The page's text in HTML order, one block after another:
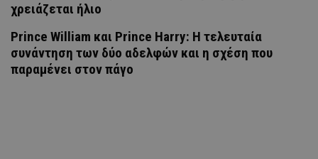
χρειάζεται ήλιο
Prince William και Prince Harry: Η τελευταία
συνάντηση των δύο αδελφών και η σχέση που
παραμένει στον πάγο